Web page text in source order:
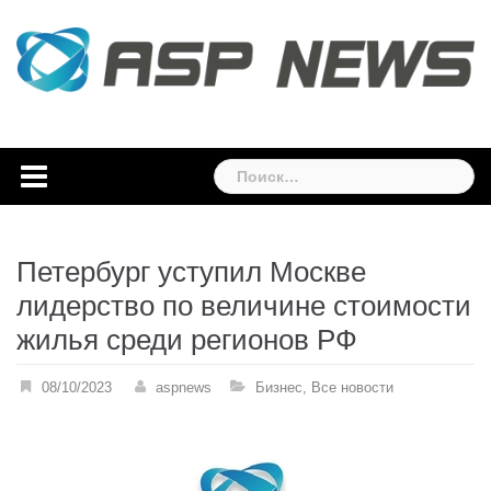
content
Найти:
Петербург уступил Москве
лидерство по величине стоимости
жилья среди регионов РФ
08/10/2023 aspnews Бизнес, Все новости